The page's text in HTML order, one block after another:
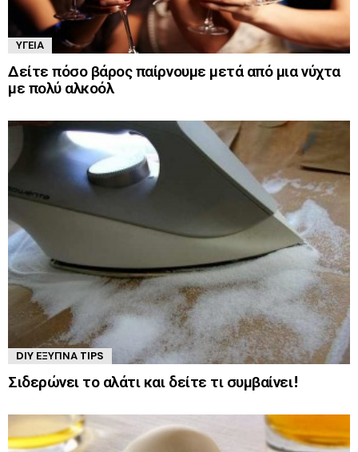
ΥΓΕΊΑ
Δείτε πόσο βάρος παίρνουμε μετά από μια νύχτα
με πολύ αλκοόλ
DIY ΈΞΥΠΝΑ TIPS
Σιδερώνει το αλάτι και δείτε τι συμβαίνει!